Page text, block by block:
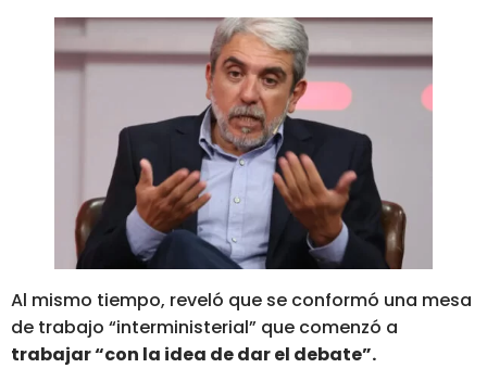
Al mismo tiempo, reveló que se conformó una mesa
de trabajo “interministerial” que comenzó a
trabajar “con la idea de dar el debate”.